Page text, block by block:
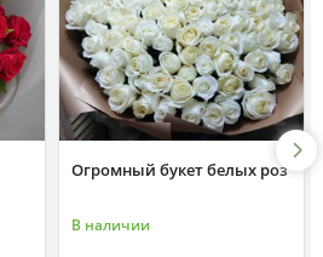
Огромный букет белых роз
В наличии